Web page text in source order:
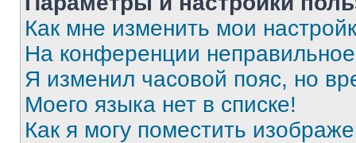
Как мне изменить мои
На конференции
Я изменил часовой пояс, но
Моего языка нет в списке!
Как я могу поместить